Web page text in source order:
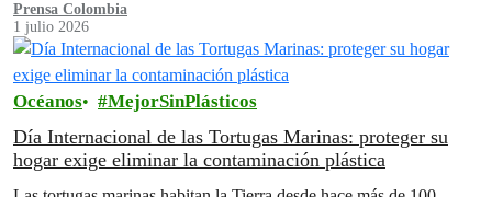
Prensa Colombia
1 julio 2026
Océanos MejorSinPlásticos
Día Internacional de las Tortugas Marinas: proteger su
hogar exige eliminar la contaminación plástica